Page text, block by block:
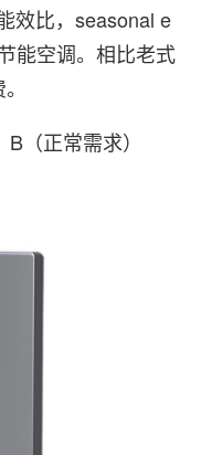
效比，seasonal e
能空调。相比老式
（正常需求）